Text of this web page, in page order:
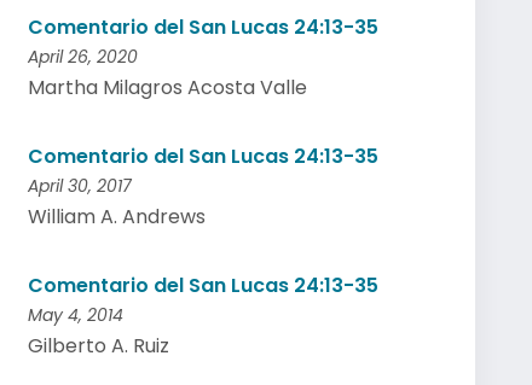
Comentario del San Lucas 24:13-35
April 26, 2020
Martha Milagros Acosta Valle
Comentario del San Lucas 24:13-35
April 30, 2017
William A. Andrews
Comentario del San Lucas 24:13-35
May 4, 2014
Gilberto A. Ruiz